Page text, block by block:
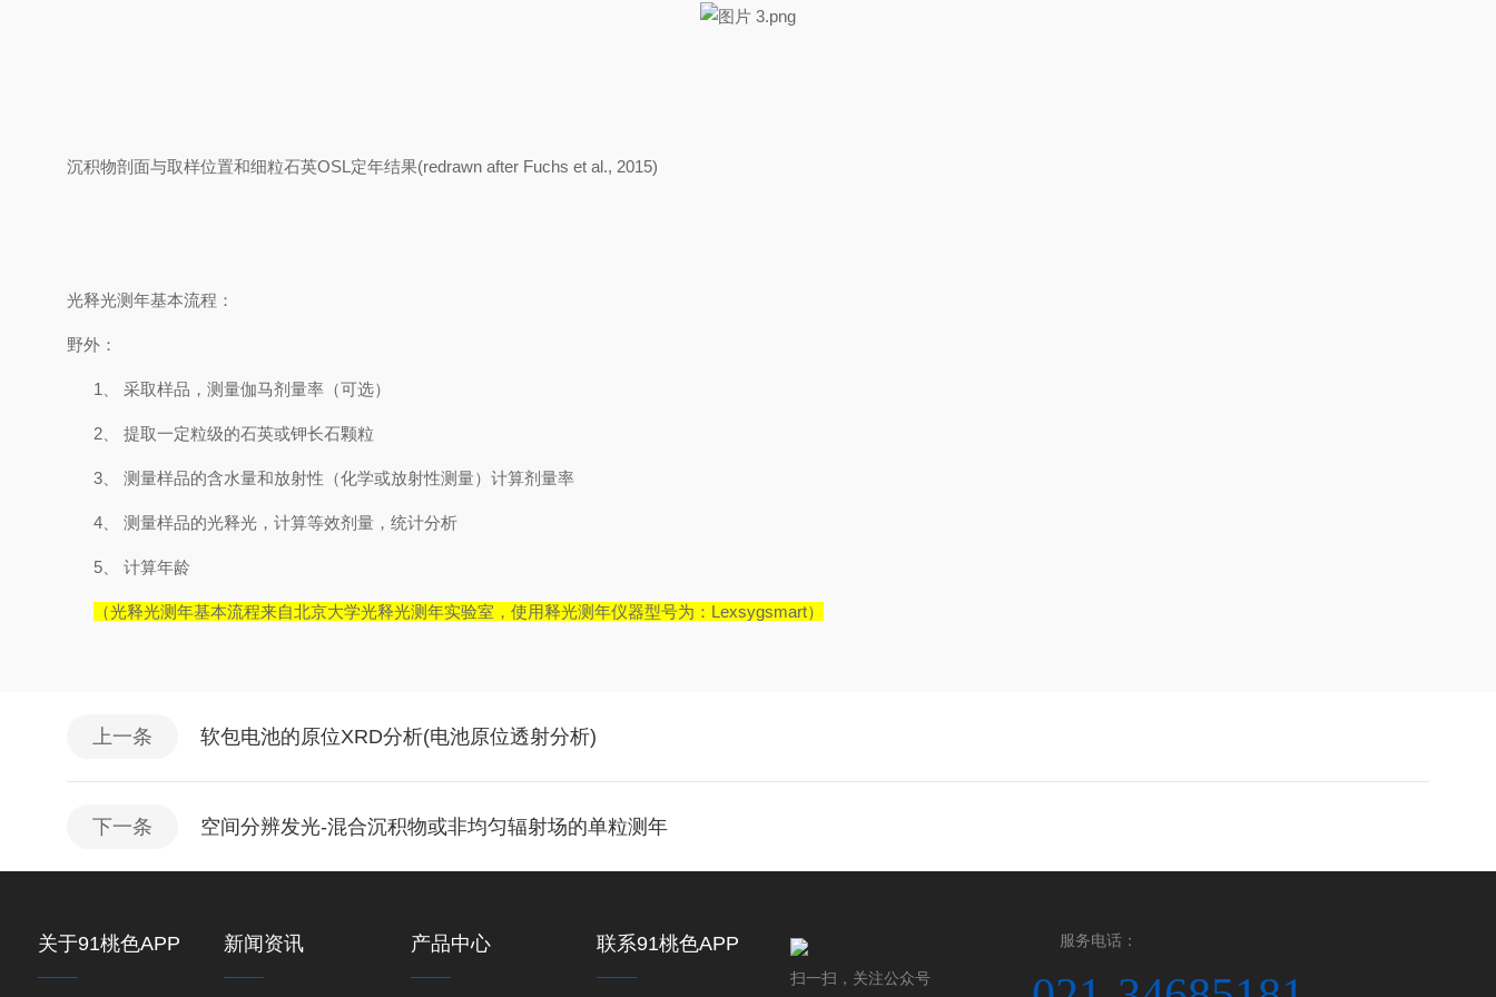
沉积物剖面与取样位置和细粒石英OSL 定年结果(redrawn after Fuchs et al., 2015)
光释光测年基本流程：
野外：
1、 采取样品，测量伽马剂量率（可选）
2、 提取一定粒级的石英或钾长石颗粒
3、 测量样品的含水量和放射性（化学或放射性测量）计算剂量率
4、 测量样品的光释光，计算等效剂量，统计分析
5、 计算年龄
（光释光测年基本流程来自北京大学光释光测年实验室，使用释光测年仪器型号为： L exsygsmart）
上一条 软包电池的原位XRD分析(电池原位透射分析)
下一条 空间分辨发光-混合沉积物或非均匀辐射场的单粒测年
关于91桃色APP
下载
新闻资讯 产品中心
联系91桃色APP
下载
扫一扫，关注公众号
服务电话：